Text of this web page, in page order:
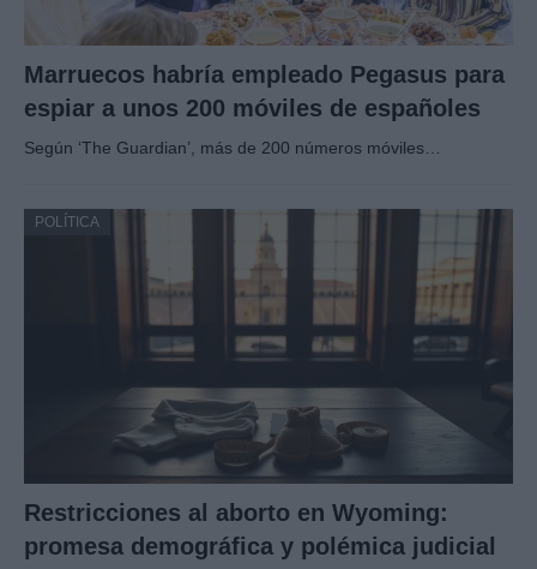
Marruecos habría empleado Pegasus para
espiar a unos 200 móviles de españoles
Según ‘The Guardian’, más de 200 números móviles…
POLÍTICA
Restricciones al aborto en Wyoming:
promesa demográfica y polémica judicial